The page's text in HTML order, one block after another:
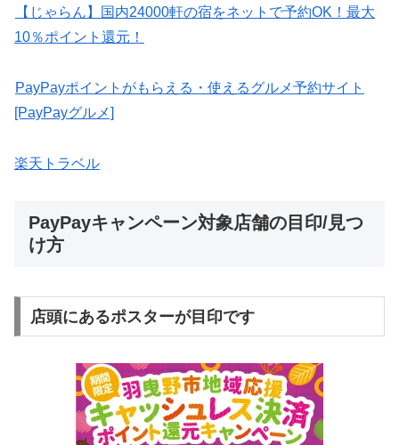
【じゃらん】国内24000軒の宿をネットで予約OK！最大
10％ポイント還元！
PayPayポイントがもらえる・使えるグルメ予約サイト
[PayPayグルメ]
楽天トラベル
PayPayキャンペーン対象店舗の目印/見つ
け方
店頭にあるポスターが目印です